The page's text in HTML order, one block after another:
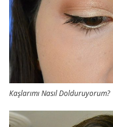
Kaşlarımı Nasıl Dolduruyorum?